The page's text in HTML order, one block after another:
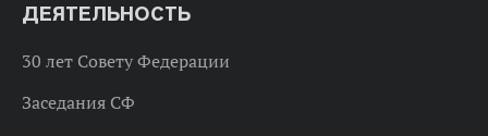
ДЕЯТЕЛЬНОСТЬ
30 лет Совету Федерации
Заседания СФ